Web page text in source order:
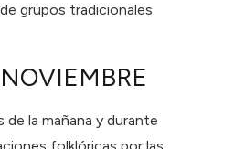
grupos tradicionales
de la mañana y durante
folklóricas por las